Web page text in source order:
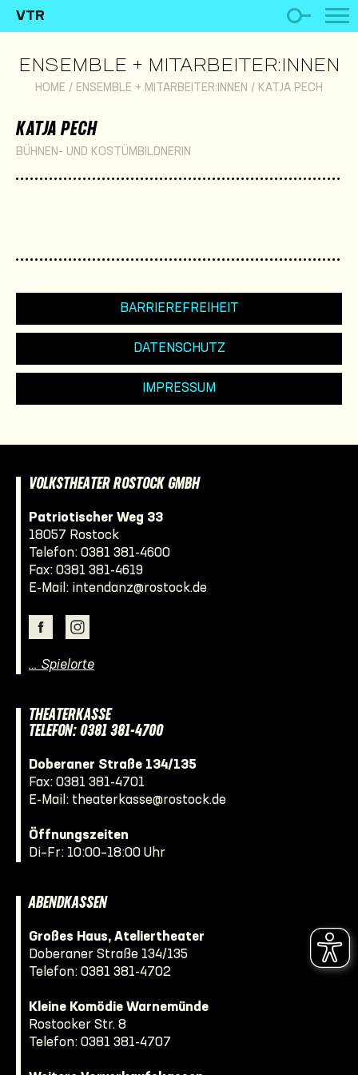
VTR
ENSEMBLE + MITARBEITER:INNEN
HOME / ENSEMBLE + MITARBEITER:INNEN / KATJA PECH
KATJA PECH
BÜHNEN- UND KOSTÜMBILDNERIN
BARRIEREFREIHEIT
DATENSCHUTZ
IMPRESSUM
VOLKSTHEATER ROSTOCK GMBH
Patriotischer Weg 33
18057 Rostock
Telefon: 0381 381-4600
Fax: 0381 381-4619
E-Mail: intendanz@rostock.de
… Spielorte
THEATERKASSE
TELEFON: 0381 381-4700
Doberaner Straße 134/135
Fax: 0381 381-4701
E-Mail: theaterkasse@rostock.de
Öffnungszeiten
Di–Fr: 10:00–18:00 Uhr
ABENDKASSEN
Großes Haus, Ateliertheater
Doberaner Straße 134/135
Telefon: 0381 381-4702
Kleine Komödie Warnemünde
Rostocker Str. 8
Telefon: 0381 381-4707